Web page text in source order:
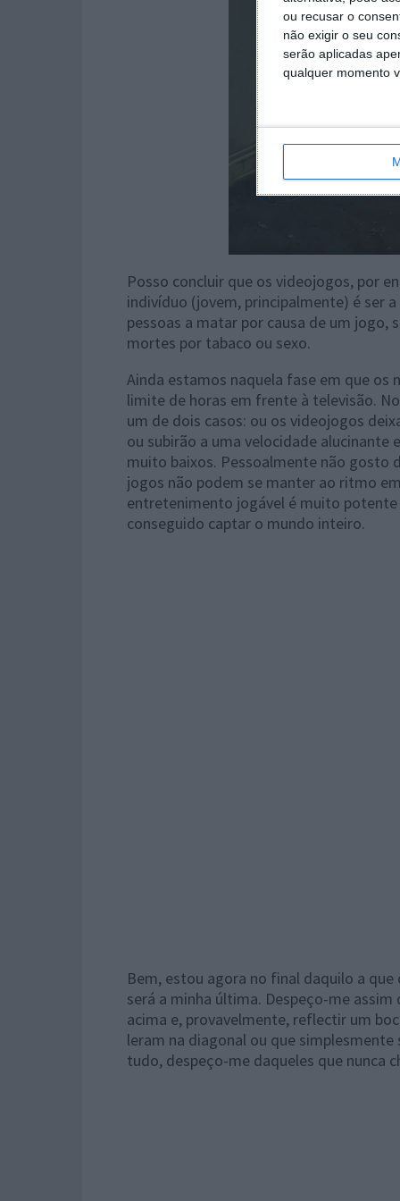
ou recusar o
não exigir o seu
serão aplicadas
qualquer momento
Posso concluir que os videojogos, por
indivíduo (jovem, principalmente) é ser
pessoas a matar por causa de um
mortes por tabaco ou sexo.
Ainda estamos naquela fase em que os
limite de horas em frente à televisão.
um de dois casos: ou os videojogos
ou subirão a uma velocidade alucinante
muito baixos. Pessoalmente não gosto
jogos não podem se manter ao ritmo
entretenimento jogável é muito
conseguido captar o mundo inteiro.
Bem, estou agora no final daquilo a que
será a minha última. Despeço-me
acima e, provavelmente, reflectir um
leram na diagonal ou que
tudo, despeço-me daqueles que nunca